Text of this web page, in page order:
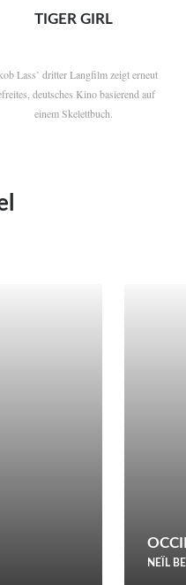
TIGER GIRL
Lass’ dritter Langfilm zeigt erneut
deutsches Kino basierend auf
einem Skelettbuch.
NEÏL